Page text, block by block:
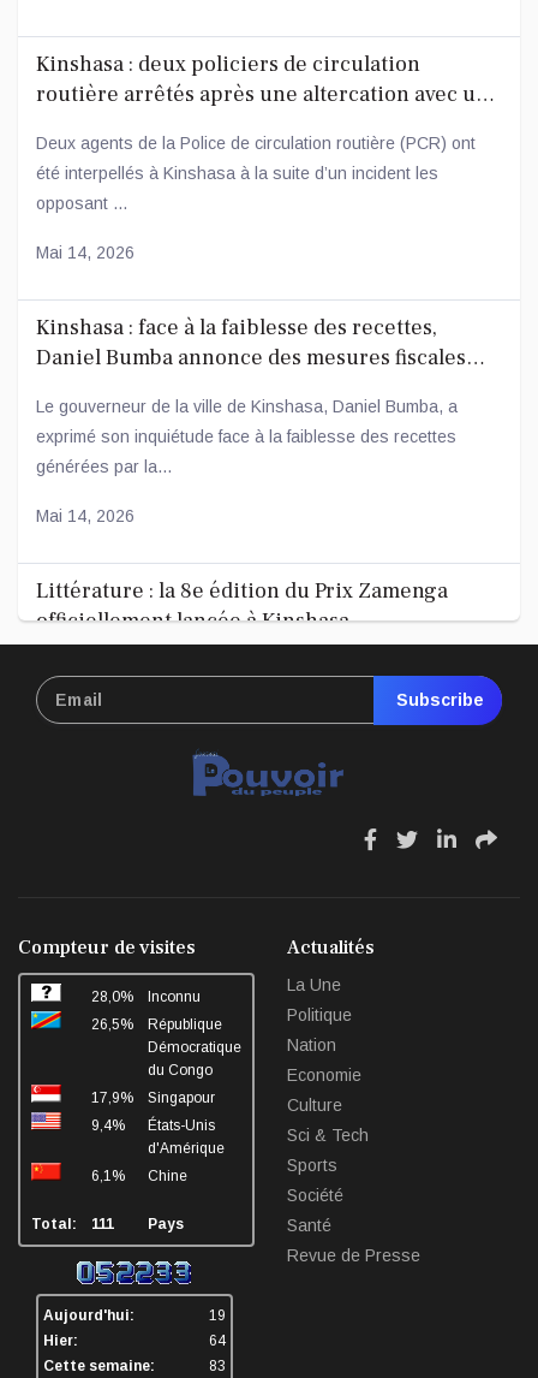
Kinshasa : deux policiers de circulation
routière arrêtés après une altercation avec un
Deux agents de la Police de circulation routière (PCR) ont
été interpellés à Kinshasa à la suite d’un incident les
opposant ...
Mai 14, 2026
Kinshasa : face à la faiblesse des recettes,
Daniel Bumba annonce des mesures fiscales
Le gouverneur de la ville de Kinshasa, Daniel Bumba, a
exprimé son inquiétude face à la faiblesse des recettes
générées par la...
Mai 14, 2026
Littérature : la 8e édition du Prix Zamenga
officiellement lancée à Kinshasa
officiellement lancée ce mercredi 13 mai à Kinshasa, à
l’occa...
Nord-Kivu : le député Crispin Mbindule dans le
conseil d’administration du Cadastre minier, fait l’objet d’un...
Mai 13, 2026
Subscribe
fa
fa
fa
fa
Compteur de visites
28,0%
Inconnu
26,5%
République
Démocratique
du Congo
17,9%
Singapour
9,4%
États-Unis
d'Amérique
6,1%
Chine
Total: 111 Pays
Aujourd'hui:
19
Hier:
64
Cette semaine:
83
Actualités
La Une
Politique
Nation
Economie
Culture
Sci & Tech
Sports
Société
Santé
Revue de Presse